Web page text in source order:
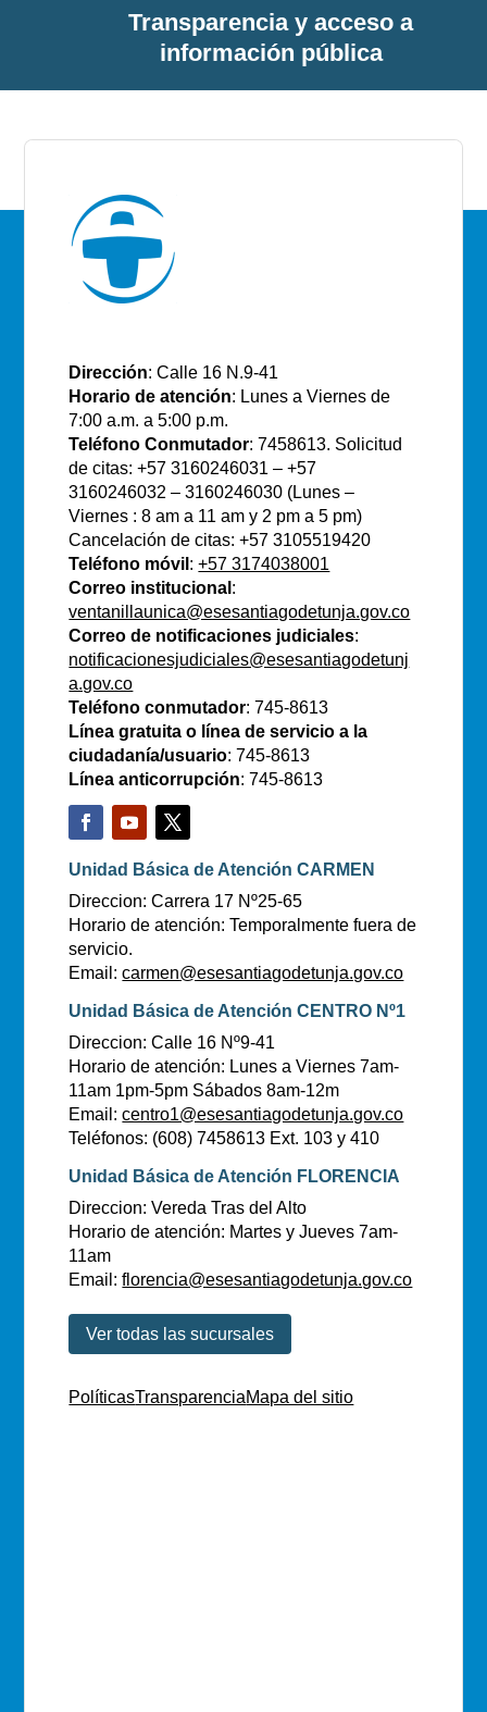
Transparencia y acceso a
información pública
Dirección: Calle 16 N.9-41
Horario de atención: Lunes a Viernes de
7:00 a.m. a 5:00 p.m.
Teléfono Conmutador: 7458613. Solicitud
de citas: +57 3160246031 – +57
3160246032 – 3160246030 (Lunes –
Viernes : 8 am a 11 am y 2 pm a 5 pm)
Cancelación de citas: +57 3105519420
Teléfono móvil :+57 3174038001
Correo institucional :
ventanillaunica@esesantiagodetunja.gov.co
Correo de notificaciones judiciales:
notificacionesjudiciales@esesantiagodetunj
a.gov.co
Teléfono conmutador: 745-8613
Línea gratuita o línea de servicio a la
ciudadanía/usuario: 745-8613
Línea anticorrupción: 745-8613
Unidad Básica de Atención CARMEN
Direccion: Carrera 17 Nº25-65
Horario de atención: Temporalmente fuera de
servicio.
Email:carmen@esesantiagodetunja.gov.co
Unidad Básica de Atención CENTRO Nº1
Direccion: Calle 16 Nº9-41
Horario de atención: Lunes a Viernes 7am-
11am 1pm-5pm Sábados 8am-12m
Email:centro1@esesantiagodetunja.gov.co
Teléfonos: (608) 7458613 Ext. 103 y 410
Unidad Básica de Atención FLORENCIA
Direccion: Vereda Tras del Alto
Horario de atención: Martes y Jueves 7am-
11am
Email:florencia@esesantiagodetunja.gov.co
Ver todas las sucursales
PolíticasTransparenciaMapa del sitio